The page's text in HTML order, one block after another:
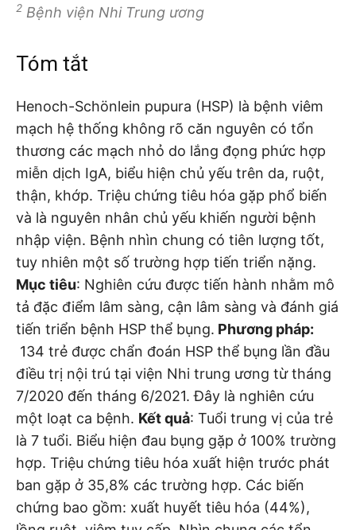
2 Bệnh viện Nhi Trung ương
Tóm tắt
Henoch-Schönlein pupura (HSP) là bệnh viêm
mạch hệ thống không rõ căn nguyên có tổn
thương các mạch nhỏ do lắng đọng phức hợp
miễn dịch IgA, biểu hiện chủ yếu trên da, ruột,
thận, khớp. Triệu chứng tiêu hóa gặp phổ biến
và là nguyên nhân chủ yếu khiến người bệnh
nhập viện. Bệnh nhìn chung có tiên lượng tốt,
tuy nhiên một số trường hợp tiến triển nặng.
Mục tiêu: Nghiên cứu được tiến hành nhằm mô
tả đặc điểm lâm sàng, cận lâm sàng và đánh giá
tiến triển bệnh HSP thể bụng. Phương pháp:
134 trẻ được chẩn đoán HSP thể bụng lần đầu
điều trị nội trú tại viện Nhi trung ương từ tháng
7/2020 đến tháng 6/2021. Đây là nghiên cứu
một loạt ca bệnh. Kết quả: Tuổi trung vị của trẻ
là 7 tuổi. Biểu hiện đau bụng gặp ở 100% trường
hợp. Triệu chứng tiêu hóa xuất hiện trước phát
ban gặp ở 35,8% các trường hợp. Các biến
chứng bao gồm: xuất huyết tiêu hóa (44%),